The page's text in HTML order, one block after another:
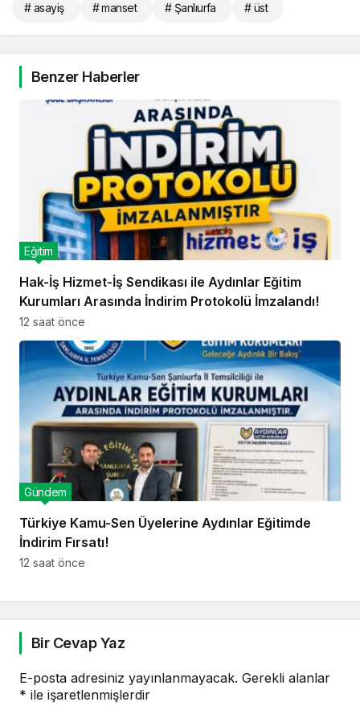
# asayiş # manset # Şanlıurfa # üst
Benzer Haberler
Hak-İş Hizmet-İş Sendikası ile Aydınlar Eğitim
Kurumları Arasında İndirim Protokolü İmzalandı!
Eğitim
12 saat önce
Türkiye Kamu-Sen Üyelerine Aydınlar Eğitimde
İndirim Fırsatı!
Gündem
12 saat önce
Bir Cevap Yaz
E-posta adresiniz yayınlanmayacak. Gerekli alanlar
* ile işaretlenmişlerdir